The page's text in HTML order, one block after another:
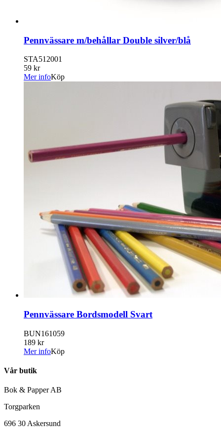
Pennvässare m/behållar Double silver/blå
STA512001
59 kr
Mer infoKöp
Pennvässare Bordsmodell Svart
BUN161059
189 kr
Mer infoKöp
Vår butik
Bok & Papper AB
Torgparken
696 30 Askersund